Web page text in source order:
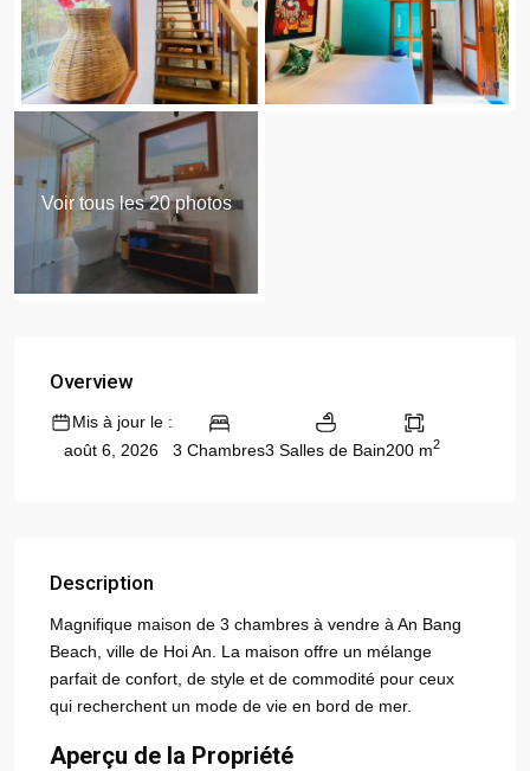
Voir tous les 20 photos
Overview
Mis à jour le :
août 6, 2026
3 Chambres3 Salles de Bain200 m2
Description
Magnifique maison de 3 chambres à vendre à An Bang
Beach, ville de Hoi An. La maison offre un mélange
parfait de confort, de style et de commodité pour ceux
qui recherchent un mode de vie en bord de mer.
Aperçu de la Propriété